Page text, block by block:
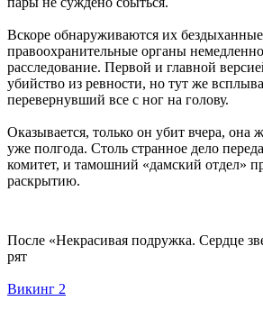
Вскоре обнаруживаются их
правоохранительные органы
расследование. Первой и главной
убийство из ревности, но тут же
перевернувший все с ног на голову.
Оказывается, только он убит вчера, она
уже полгода. Столь странное дело
комитет, и тамошний «дамский отдел»
раскрытию.
По­сле «Некрасивая подружка. Сердце
рят
Викинг 2